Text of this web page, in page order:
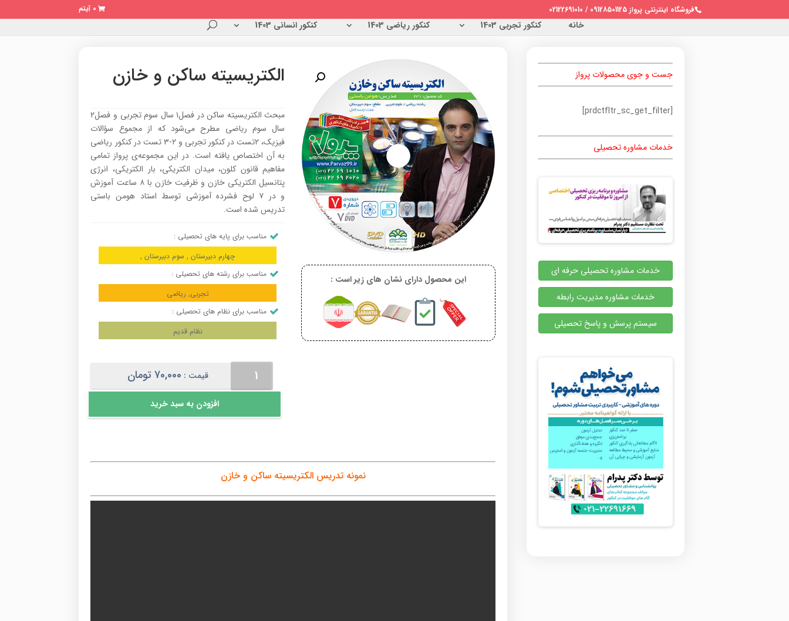
فروشگاه اینترنتی پرواز 09128501125 / 02122691010 0 آیتم
خانه کنکور تجربی 1403 کنکور ریاضی 1403 کنکور انسانی 1403
این محصول دارای نشان های زیر است :
الکتریسیته ساکن و خازن
مبحث الکتریسیته ساکن در فصل۱ سال سوم تجربی و فصل۲
سال سوم ریاضی مطرح می‌شود که از مجموع سؤالات
فیزیک، ۲تست در کنکور تجربی و ۲-۳ تست در کنکور ریاضی
به آن اختصاص یافته است. در این مجموعه‌ی پرواز تمامی
مفاهیم قانون کلون، میدان الکتریکی، بار الکتریکی، انرژی
پتانسیل الکتریکی خازن و ظرفیت خازن با ۸ ساعت آموزش
و در ۷ لوح فشرده آموزشی توسط استاد هومن باستی
تدریس شده است.
مناسب برای پایه های تحصیلی :
چهارم دبیرستان , سوم دبیرستان ,
مناسب برای رشته های تحصیلی :
تجربی, ریاضی
مناسب برای نظام های تحصیلی :
نظام قدیم
ساکن
و
عدد
قیمت : 70,000 تومان
افزودن به سبد خرید
نمونه تدریس الکتریسیته ساکن و خازن
جست و جوی محصولات پرواز
[prdctfltr_sc_get_filter]
خدمات مشاوره تحصیلی
خدمات مشاوره تحصیلی حرفه ای
خدمات مشاوره مدیریت رابطه
سیستم پرسش و پاسخ تحصیلی